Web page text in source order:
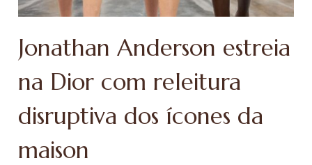
Jonathan Anderson estreia
na Dior com releitura
disruptiva dos ícones da
maison